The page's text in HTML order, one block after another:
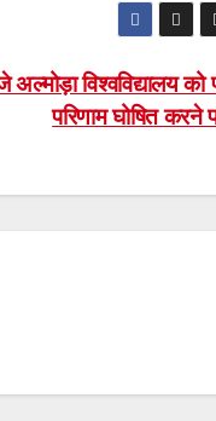
विश्वविद्यालय को
परिणाम घोषित करने